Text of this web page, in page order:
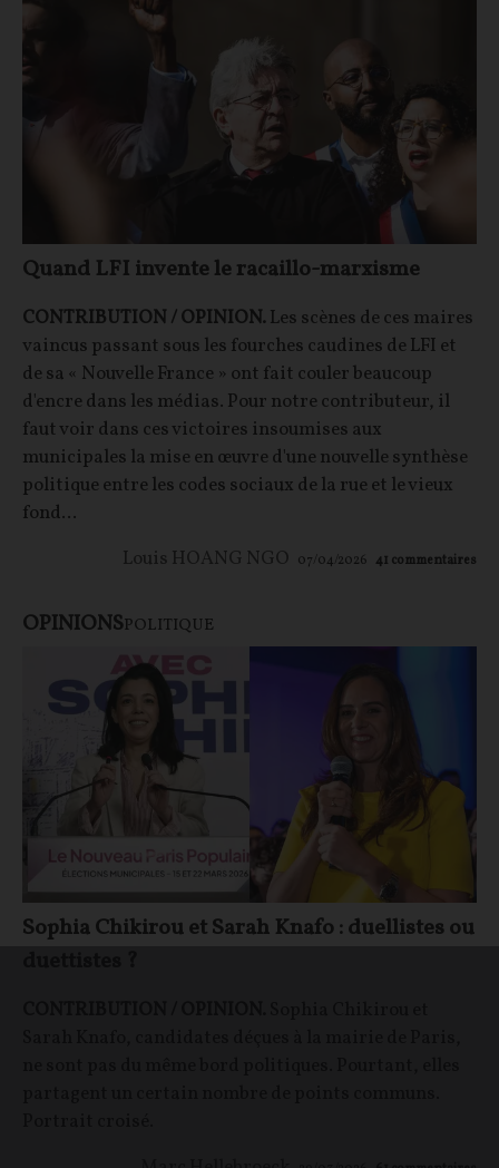
Quand LFI invente le racaillo-marxisme
CONTRIBUTION / OPINION.Les scènes de ces maires
vaincus passant sous les fourches caudines de LFI et
de sa « Nouvelle France » ont fait couler beaucoup
d'encre dans les médias. Pour notre contributeur, il
faut voir dans ces victoires insoumises aux
municipales la mise en œuvre d'une nouvelle synthèse
politique entre les codes sociaux de la rue et le vieux
fond...
Louis HOANG NGO 07/04/2026 41 commentaires
OPINIONSPOLITIQUE
Sophia Chikirou et Sarah Knafo : duellistes ou